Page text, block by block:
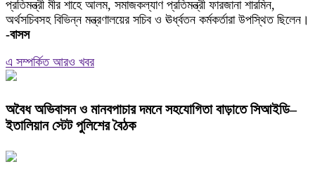
প্রতিমন্ত্রী মীর শাহে আলম, সমাজকল্যাণ প্রতিমন্ত্রী ফারজানা শারমিন,
অর্থসচিবসহ বিভিন্ন মন্ত্রণালয়ের সচিব ও ঊর্ধ্বতন কর্মকর্তারা উপস্থিত ছিলেন।
-বাসস
এ সম্পর্কিত আরও খবর
অবৈধ অভিবাসন ও মানবপাচার দমনে সহযোগিতা বাড়াতে সিআইডি–
ইতালিয়ান স্টেট পুলিশের বৈঠক